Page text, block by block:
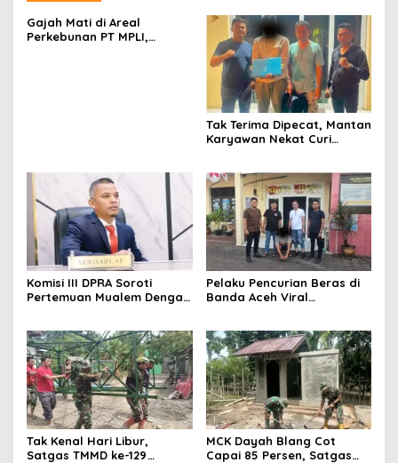
Gajah Mati di Areal
Perkebunan PT MPLI,
Tak Terima Dipecat, Mantan
Karyawan Nekat Curi
Komisi III DPRA Soroti
Pertemuan Mualem Dengan
Pelaku Pencurian Beras di
Banda Aceh Viral
Tak Kenal Hari Libur,
Satgas TMMD ke-129
MCK Dayah Blang Cot
Capai 85 Persen, Satgas